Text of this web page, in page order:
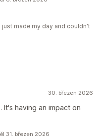
made my day and couldn't
30. březen 2026
It's having an impact on
31. březen 2026